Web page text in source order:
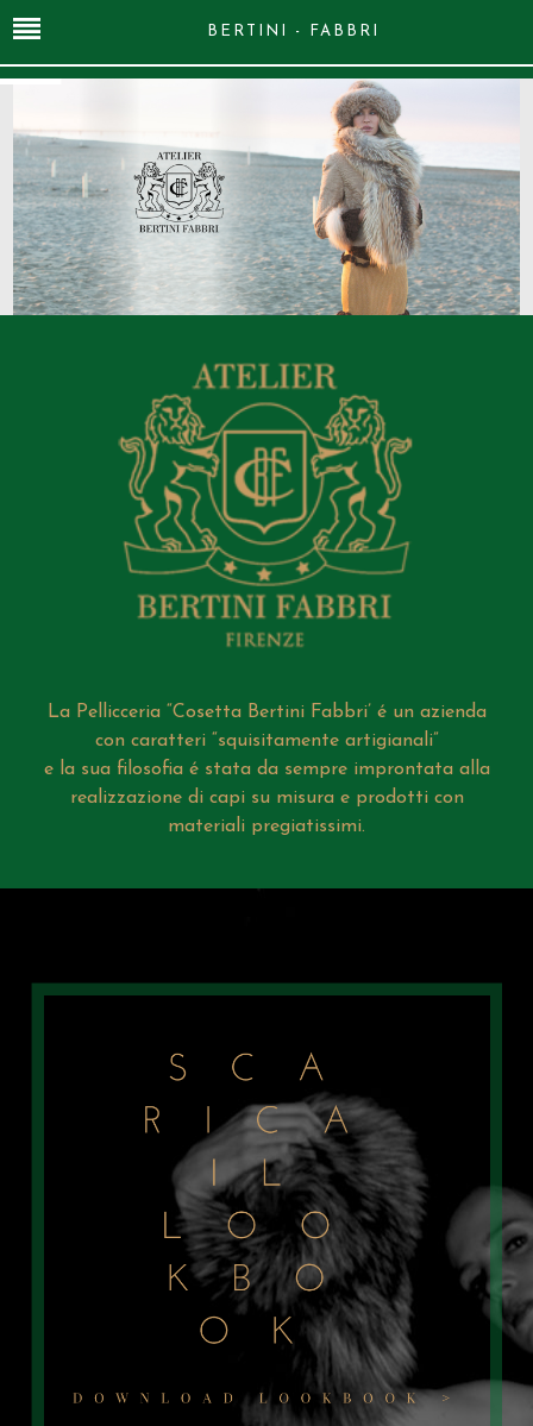
BERTINI - FABBRI
La Pellicceria “Cosetta Bertini Fabbri’ é un azienda
con caratteri “squisitamente artigianali”
e la sua filosofia é stata da sempre improntata alla
realizzazione di capi su misura e prodotti con
materiali pregiatissimi.